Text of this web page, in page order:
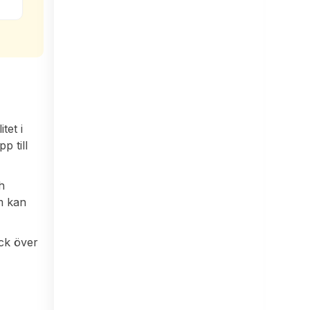
i
till
kan
över